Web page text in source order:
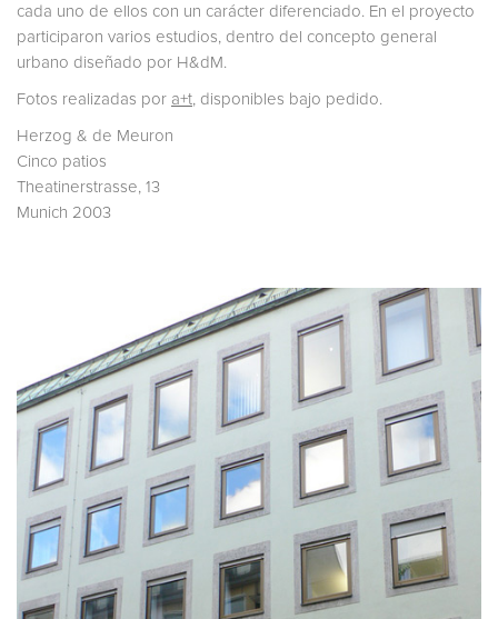
cada uno de ellos con un carácter diferenciado. En el proyecto
participaron varios estudios, dentro del concepto general
urbano diseñado por H&dM.
Fotos realizadas por a+t, disponibles bajo pedido.
Herzog & de Meuron
Cinco patios
Theatinerstrasse, 13
Munich 2003